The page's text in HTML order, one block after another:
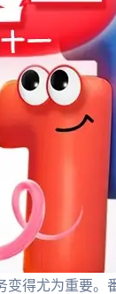
得尤为重要。